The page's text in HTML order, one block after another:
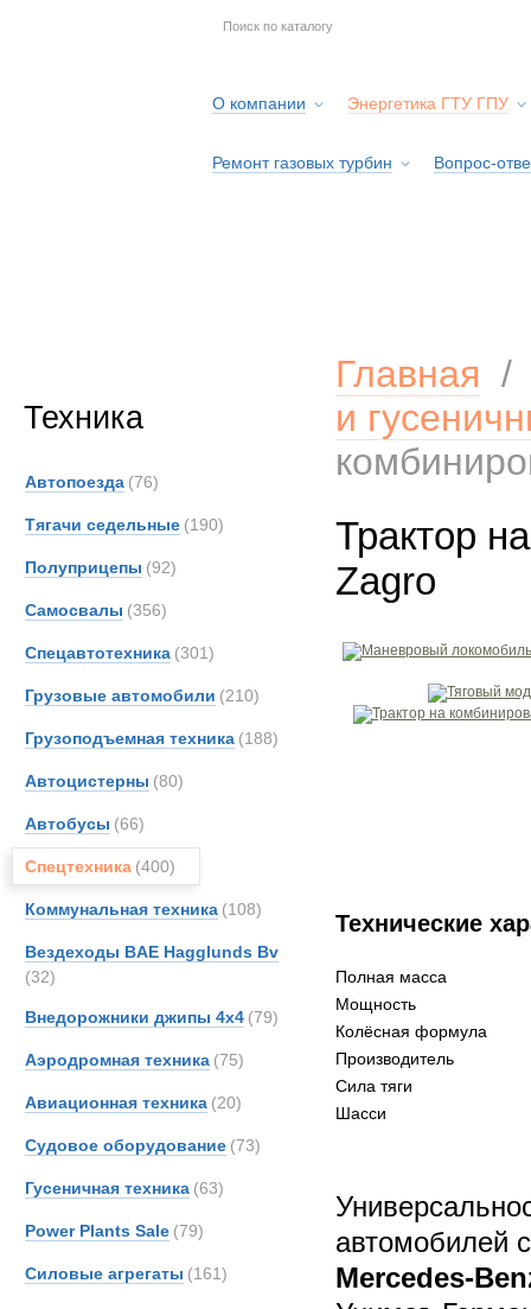
О компании Энергетика ГТУ ГПУ
Ремонт газовых турбин Вопрос-
Техника
Автопоезда (76)
Тягачи седельные (190)
Полуприцепы (92)
Самосвалы (356)
Спецавтотехника (301)
Грузовые автомобили (210)
Грузоподъемная техника (188)
Автоцистерны (80)
Автобусы (66)
Спецтехника (400)
Коммунальная техника (108)
Вездеходы BAE Hagglunds Bv
(32)
Внедорожники джипы 4х4 (79)
Аэродромная техника (75)
Авиационная техника (20)
Судовое оборудование (73)
Гусеничная техника (63)
Power Plants Sale (79)
Силовые агрегаты (161)
Главная
и
Трактор
Zagro
Технические
Полная масса
Мощность
Колёсная формула
Производитель
Сила тяги
Шасси
автомобилей
Mercedes-